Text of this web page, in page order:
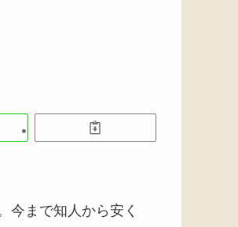
今まで知人から安く